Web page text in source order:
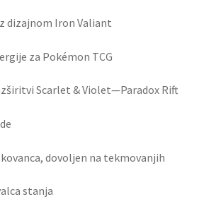
dizajnom Iron Valiant
za Pokémon TCG
Scarlet & Violet—Paradox Rift
dovoljen na tekmovanjih
stanja